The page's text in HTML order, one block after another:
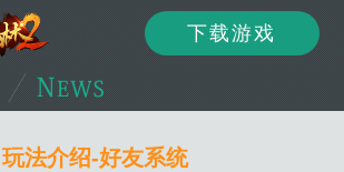
下载游戏
玩法介绍-好友系统